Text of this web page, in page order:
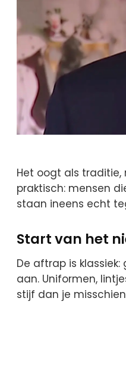
Het oogt als traditie,
praktisch: mensen
staan ineens echt
Start van het
De aftrap is
aan. Uniformen,
stijf dan je